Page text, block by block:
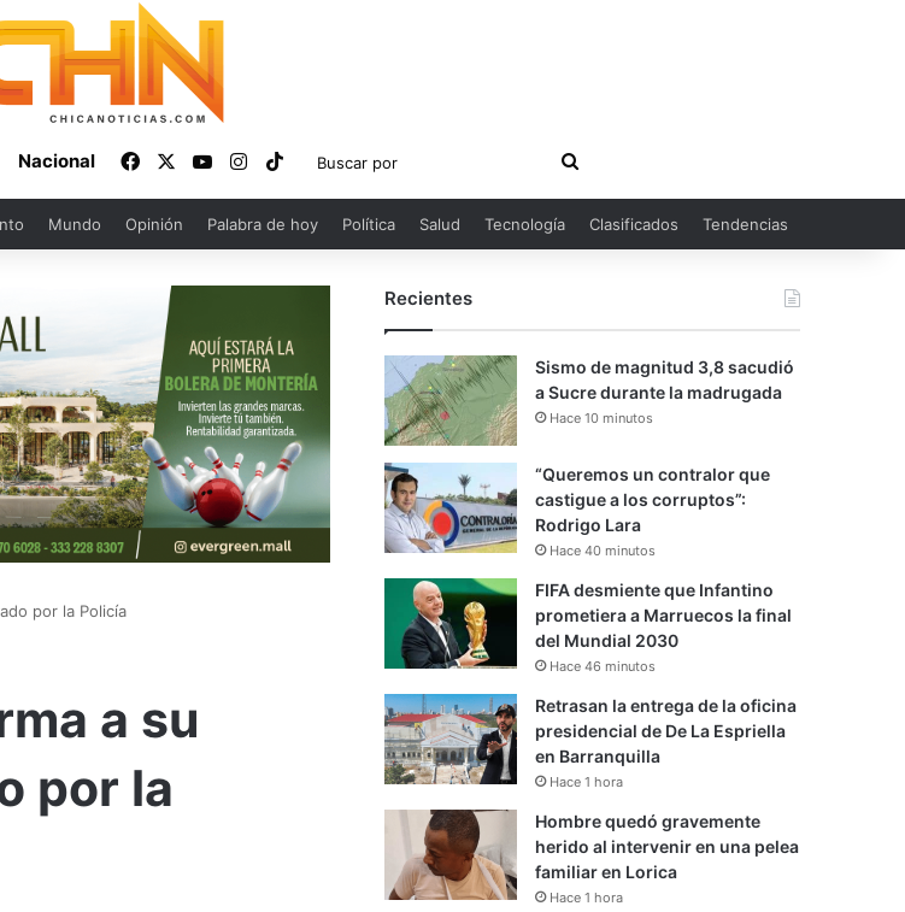
Nacional FacebookYouTubeInstagram
TikTok
Buscar
por
Mundo Opinión Palabra de hoy Política Salud Tecnología Clasificados Tendencias
por la Policía
a su
por la
Recientes
Sismo de magnitud 3,8 sacudió
a Sucre durante la madrugada
Hace 10 minutos
“Queremos un contralor que
castigue a los corruptos”:
Rodrigo Lara
Hace 40 minutos
FIFA desmiente que Infantino
prometiera a Marruecos la final
del Mundial 2030
Hace 46 minutos
Retrasan la entrega de la oficina
presidencial de De La Espriella
en Barranquilla
Hace 1 hora
Hombre quedó gravemente
herido al intervenir en una pelea
familiar en Lorica
Hace 1 hora